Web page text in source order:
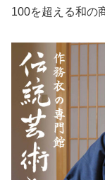
100を超える和の